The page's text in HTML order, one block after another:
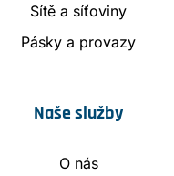
Sítě a síťoviny
Pásky a provazy
Naše služby
O nás